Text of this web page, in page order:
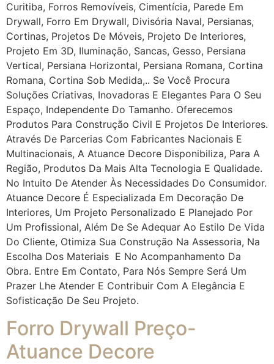
Curitiba, Forros Removíveis, Cimentícia, Parede Em
Drywall, Forro Em Drywall, Divisória Naval, Persianas,
Cortinas, Projetos De Móveis, Projeto De Interiores,
Projeto Em 3D, Iluminação, Sancas, Gesso, Persiana
Vertical, Persiana Horizontal, Persiana Romana, Cortina
Romana, Cortina Sob Medida,.. Se Você Procura
Soluções Criativas, Inovadoras E Elegantes Para O Seu
Espaço, Independente Do Tamanho. Oferecemos
Produtos Para Construção Civil E Projetos De Interiores.
Através De Parcerias Com Fabricantes Nacionais E
Multinacionais, A Atuance Decore Disponibiliza, Para A
Região, Produtos Da Mais Alta Tecnologia E Qualidade.
No Intuito De Atender Às Necessidades Do Consumidor.
Atuance Decore É Especializada Em Decoração De
Interiores, Um Projeto Personalizado E Planejado Por
Um Profissional, Além De Se Adequar Ao Estilo De Vida
Do Cliente, Otimiza Sua Construção Na Assessoria, Na
Escolha Dos Materiais E No Acompanhamento Da
Obra. Entre Em Contato, Para Nós Sempre Será Um
Prazer Lhe Atender E Contribuir Com A Elegância E
Sofisticação De Seu Projeto.
Forro Drywall Preço-
Atuance Decore